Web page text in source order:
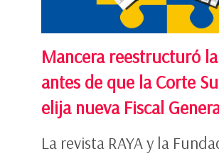
Mancera reestructuró
antes de que la Corte
elija nueva Fiscal
La revista RAYA y la